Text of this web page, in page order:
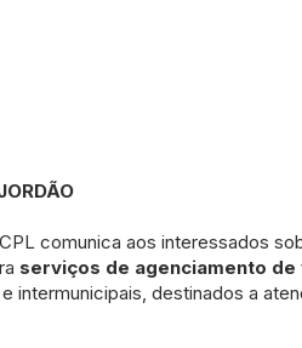
comunica aos interessados
serviços de agenciamento de
intermunicipais, destinados a